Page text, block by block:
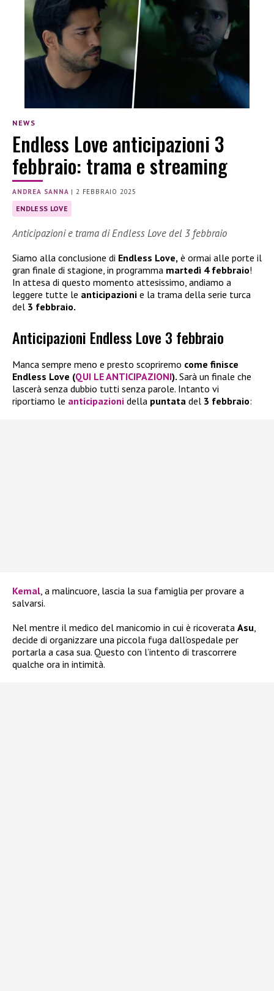
NEWS
Endless Love anticipazioni 3
febbraio: trama e streaming
ANDREA SANNA |2 FEBBRAIO 2025
ENDLESS LOVE
Anticipazioni e trama di Endless Love del 3 febbraio
Siamo alla conclusione di Endless Love, è ormai alle porte il
gran finale di stagione, in programma martedì 4 febbraio!
In attesa di questo momento attesissimo, andiamo a
leggere tutte le anticipazioni e la trama della serie turca
del 3 febbraio.
Anticipazioni Endless Love 3 febbraio
Manca sempre meno e presto scopriremo come finisce
Endless Love (QUI LE ANTICIPAZIONI). Sarà un finale che
lascerà senza dubbio tutti senza parole. Intanto vi
riportiamo le anticipazioni della puntata del 3 febbraio:
Kemal, a malincuore, lascia la sua famiglia per provare a
salvarsi.
Nel mentre il medico del manicomio in cui è ricoverata Asu,
decide di organizzare una piccola fuga dall’ospedale per
portarla a casa sua. Questo con l’intento di trascorrere
qualche ora in intimità.